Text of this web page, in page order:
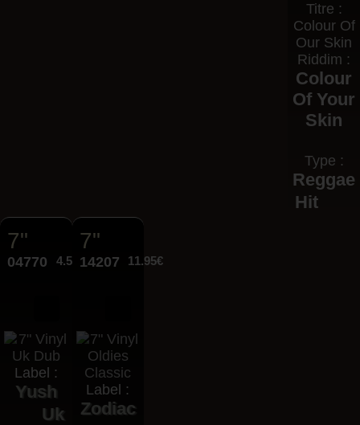
Titre :
Colour Of
Our Skin
Riddim :
Colour
Of Your
Skin
Type :
Reggae
Hit
7"
04770 4.50€
Label :
Yush
Uk
7"
14207 11.95€
Label :
Zodiac